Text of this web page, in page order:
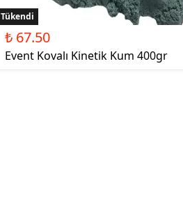
Tükendi
₺ 67.50
Event Kovalı Kinetik Kum 400gr